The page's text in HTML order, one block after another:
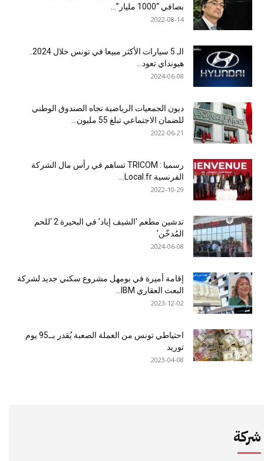
بصافي “1000 مليار”...
2022-08-14
هيونداي تعود...
2024-06-08
ديون الجمعيات الرياضية تجاه الصندوق الوطني
للضمان الاجتماعي تبلغ 55 مليون...
2022-06-21
رسميا : TRICOM تساهم في رأس مال الشركة
الفرنسية Local.fr...
2022-10-29
تدشين مطعم ‘الشيف إياد’ في البحيرة 2 ‘للحم
المُدخّن’
2024-06-08
إقامة أميرة في بومهل مشروع سكني جديد لشركة
البعث العقاري IBM...
2023-12-02
احتياطي تونس من العملة الصعبة يُقدر بــ95 يوم
توريد
2023-04-08
شركة